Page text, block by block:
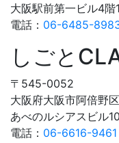
大阪駅前第一ビル4階
電話： 06-6485-
しごと
〒545-0052
大阪府大阪市阿倍野
あべのルシアスビル
電話： 06-6616-9461